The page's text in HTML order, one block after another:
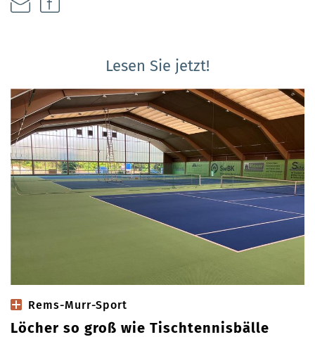
Lesen Sie jetzt!
Rems-Murr-Sport
Löcher so groß wie Tischtennisbälle